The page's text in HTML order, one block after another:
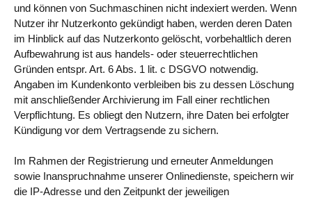
und können von Suchmaschinen nicht indexiert werden. Wenn
Nutzer ihr Nutzerkonto gekündigt haben, werden deren Daten
im Hinblick auf das Nutzerkonto gelöscht, vorbehaltlich deren
Aufbewahrung ist aus handels- oder steuerrechtlichen
Gründen entspr. Art. 6 Abs. 1 lit. c DSGVO notwendig.
Angaben im Kundenkonto verbleiben bis zu dessen Löschung
mit anschließender Archivierung im Fall einer rechtlichen
Verpflichtung. Es obliegt den Nutzern, ihre Daten bei erfolgter
Kündigung vor dem Vertragsende zu sichern.
Im Rahmen der Registrierung und erneuter Anmeldungen
sowie Inanspruchnahme unserer Onlinedienste, speichern wir
die IP-Adresse und den Zeitpunkt der jeweiligen